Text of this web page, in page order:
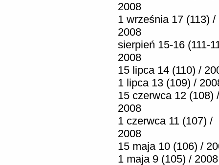
2008
1 września 17 (113) /
2008
sierpień 15-16 (111-
2008
15 lipca 14 (110) /
1 lipca 13 (109) /
15 czerwca 12 (108) /
2008
1 czerwca 11 (107) /
2008
15 maja 10 (106) /
1 maja 9 (105) / 2008